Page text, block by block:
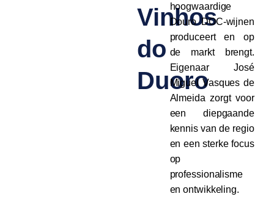
Vinhos
do
Duoro
hoogwaardige
Douro DOC-wijnen
produceert en op
de markt brengt.
Eigenaar José
Miguel Vasques de
Almeida zorgt voor
een diepgaande
kennis van de regio
en een sterke focus
op
professionalisme
en ontwikkeling.